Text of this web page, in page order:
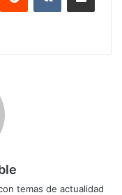
temas de actualidad